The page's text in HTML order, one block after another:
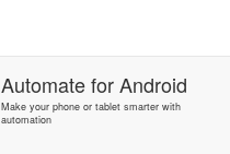
AutomateforAndroid
Make your phone or tablet smarter with
automation